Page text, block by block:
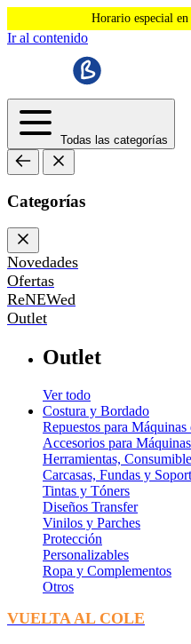
Horario especial en
Ir al contenido
Todas las categorías
Categorías
Novedades
Ofertas
ReNEWed
Outlet
Outlet
Ver todo
Costura y Bordado
Repuestos para
Accesorios para Máquinas
Herramientas,
Carcasas, Fundas y
Tintas y Tóners
Diseños Transfer
Vinilos y Parches
Protección
Personalizables
Ropa y Complementos
Otros
VUELTA AL COLE